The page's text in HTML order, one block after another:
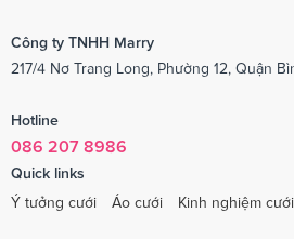
Công ty TNHH Marry
217/4 Nơ Trang Long, Phường 12, Quận
Hotline
086 207 8986
Quick links
Ý tưởng cưới
Áo cưới Kinh nghiệm cưới